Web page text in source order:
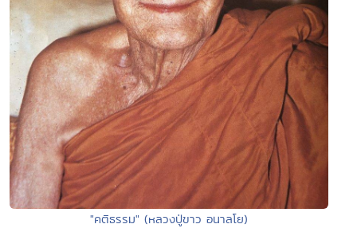
"คติธรรม" (หลวงปู่ขาว อนาลโย)